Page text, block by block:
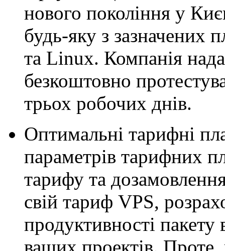
нового покоління у
будь-яку з
та Linux. Компанія
безкоштовно
трьох робочих днів.
Оптимальні тарифні
параметрів тарифних
тарифу та
свій тариф VPS,
продуктивності
ваших проектів. Проте,